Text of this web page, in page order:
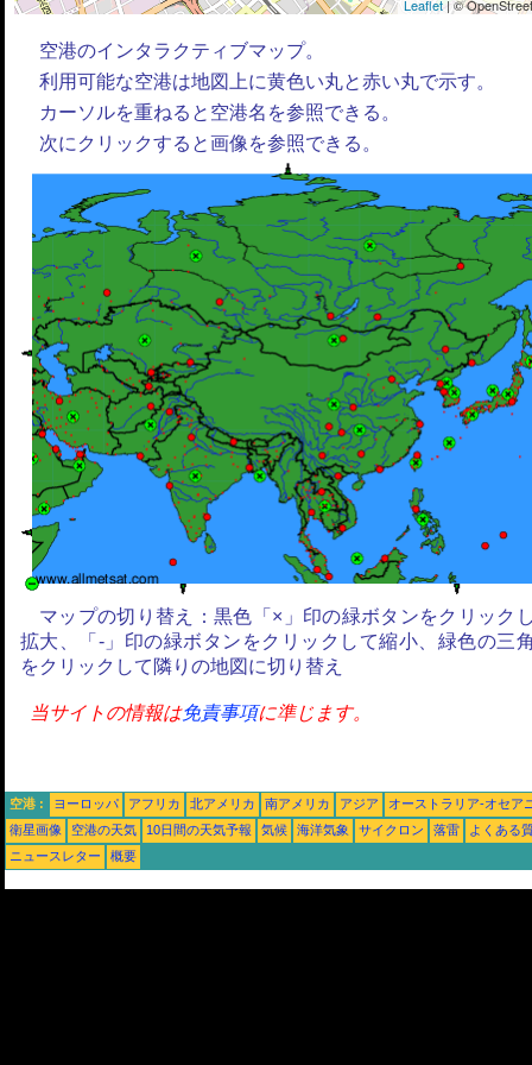
Leaflet| ©
空港のインタラクティブマップ。
利用可能な空港は地図上に黄色い丸と赤い丸で示す。
カーソルを重ねると空港名を参照できる。
次にクリックすると画像を参照できる。
マップの切り替え：黒色「×」印の緑ボタンをクリック
拡大、「-」印の緑ボタンをクリックして縮小、緑色の三
をクリックして隣りの地図に切り替え
当サイトの情報は免責事項に準じます。
空港 : ヨーロッパ アフリカ 北アメリカ 南アメリカ アジア
オーストラリア-オセア
衛星画像
空港の天気 10日間の天気予報 気候 海洋気象 サイクロン 落雷
よくある
ニュースレター
概要